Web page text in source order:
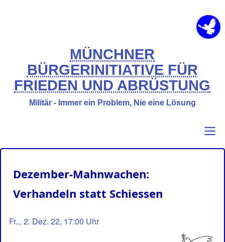
MÜNCHNER
BÜRGERINITIATIVE FÜR
FRIEDEN UND ABRÜSTUNG
Militär - Immer ein Problem, Nie eine Lösung
links
Dezember-Mahnwachen:
Verhandeln statt Schiessen
Fr.., 2. Dez. 22, 17:00 Uhr